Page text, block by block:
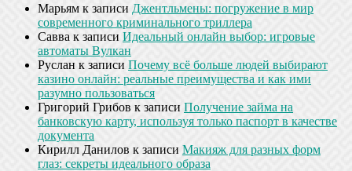
Марьям к записи Джентльмены: погружение в мир
современного криминального триллера
Савва к записи Идеальный онлайн выбор: игровые
автоматы Вулкан
Руслан к записи Почему всё больше людей выбирают
казино онлайн: реальные преимущества и как ими
разумно пользоваться
Григорий Грибов к записи Получение займа на
банковскую карту, используя только паспорт в качестве
документа
Кирилл Данилов к записи Макияж для разных форм
глаз: секреты идеального образа